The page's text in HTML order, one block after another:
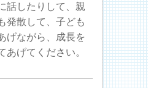
話したりして、親
発散して、子ども
げながら、成長を
あげてください。